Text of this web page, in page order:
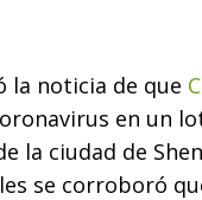
la noticia de que
en un
la ciudad de
se corroboró